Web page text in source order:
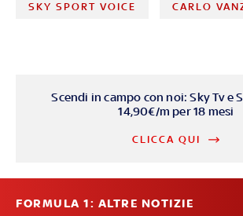
SKY SPORT VOICE CARLO
Scendi in campo con noi: Sky Tv e
14,90€/m per 18 mesi
CLICCA QUI
FORMULA 1: ALTRE NOTIZIE